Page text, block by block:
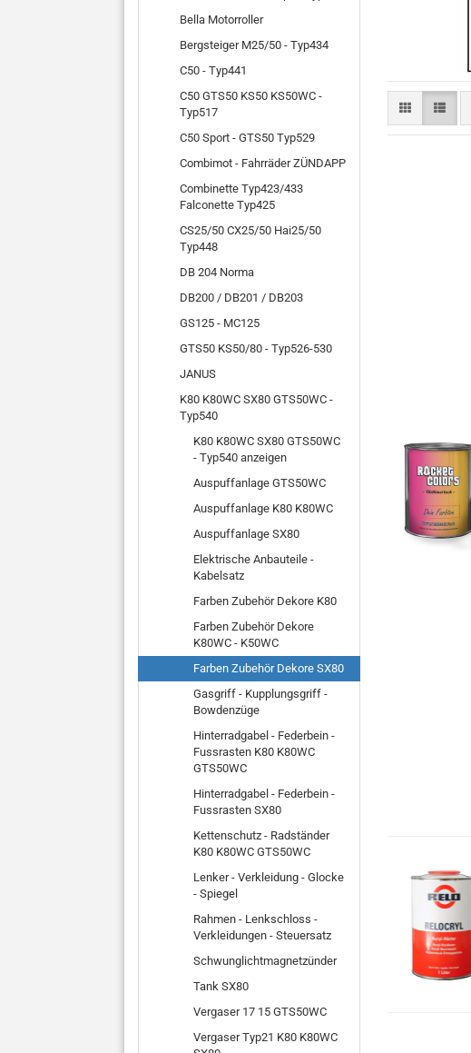
Bella Motorroller
Bergsteiger M25/50 - Typ434
C50 - Typ441
C50 GTS50 KS50 KS50WC -
Typ517
C50 Sport - GTS50 Typ529
Combimot - Fahrräder ZÜNDAPP
Combinette Typ423/433
Falconette Typ425
CS25/50 CX25/50 Hai25/50
Typ448
DB 204 Norma
DB200 / DB201 / DB203
GS125 - MC125
GTS50 KS50/80 - Typ526-530
JANUS
K80 K80WC SX80 GTS50WC -
Typ540
K80 K80WC SX80 GTS50WC
- Typ540 anzeigen
Auspuffanlage GTS50WC
Auspuffanlage K80 K80WC
Auspuffanlage SX80
Elektrische Anbauteile -
Kabelsatz
Farben Zubehör Dekore K80
Farben Zubehör Dekore
K80WC - K50WC
Farben Zubehör Dekore SX80
Gasgriff - Kupplungsgriff -
Bowdenzüge
Hinterradgabel - Federbein -
Fussrasten K80 K80WC
GTS50WC
Hinterradgabel - Federbein -
Fussrasten SX80
Kettenschutz - Radständer
K80 K80WC GTS50WC
Lenker - Verkleidung - Glocke
- Spiegel
Rahmen - Lenkschloss -
Verkleidungen - Steuersatz
Schwunglichtmagnetzünder
Tank SX80
Vergaser 17 15 GTS50WC
Vergaser Typ21 K80 K80WC